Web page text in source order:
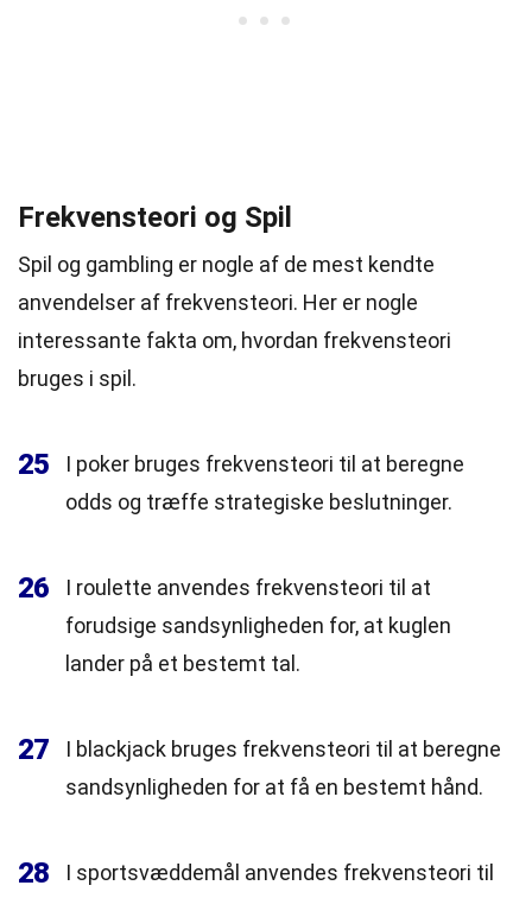
Frekvensteori og Spil
Spil og gambling er nogle af de mest kendte
anvendelser af frekvensteori. Her er nogle
interessante fakta om, hvordan frekvensteori
bruges i spil.
25
I poker bruges frekvensteori til at beregne
odds og træffe strategiske beslutninger.
26
I roulette anvendes frekvensteori til at
forudsige sandsynligheden for, at kuglen
lander på et bestemt tal.
27
I blackjack bruges frekvensteori til at beregne
sandsynligheden for at få en bestemt hånd.
28 I sportsvæddemål anvendes frekvensteori til